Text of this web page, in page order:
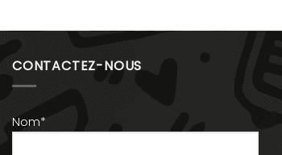
CONTACTEZ-NOUS
Nom*